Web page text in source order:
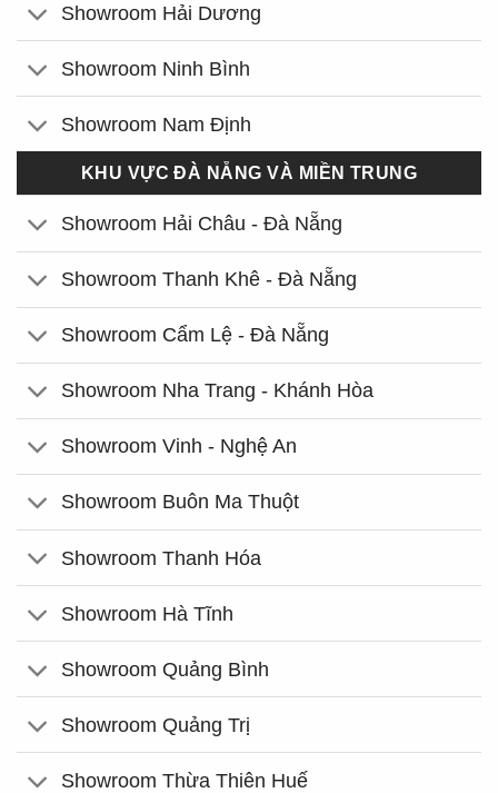
Showroom Hải Dương
Showroom Ninh Bình
Showroom Nam Định
KHU VỰC ĐÀ NẴNG VÀ MIỀN TRUNG
Showroom Hải Châu - Đà Nẵng
Showroom Thanh Khê - Đà Nẵng
Showroom Cẩm Lệ - Đà Nẵng
Showroom Nha Trang - Khánh Hòa
Showroom Vinh - Nghệ An
Showroom Buôn Ma Thuột
Showroom Thanh Hóa
Showroom Hà Tĩnh
Showroom Quảng Bình
Showroom Quảng Trị
Showroom Thừa Thiên Huế